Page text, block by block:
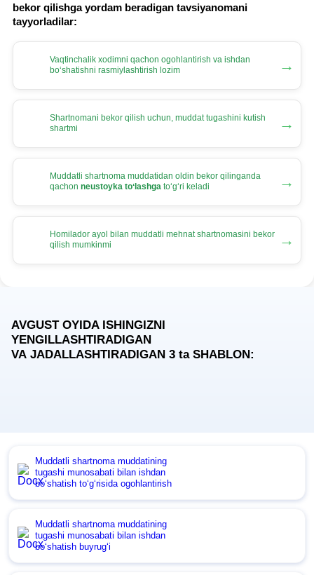
bekor qilishga yordam beradigan tavsiyanomani
tayyorladilar:
Vaqtinchalik хodimni qachon ogohlantirish va ishdan
boʻshatishni rasmiylashtirish lozim
→
Shartnomani bekor qilish uchun, muddat tugashini kutish
shartmi
→
Muddatli shartnoma muddatidan oldin bekor qilinganda
qachon neustoyka toʻlashga toʻgʻri keladi →
Homilador ayol bilan muddatli mehnat shartnomasini bekor
qilish mumkinmi
→
AVGUST OYIDA ISHINGIZNI
YENGILLASHTIRADIGAN
VA JADALLASHTIRADIGAN 3 taSHABLON:
Muddatli shartnoma muddatining
tugashi munosabati bilan ishdan
boʻshatish toʻgʻrisida ogohlantirish
Muddatli shartnoma muddatining
tugashi munosabati bilan ishdan
boʻshatish buyrugʻi